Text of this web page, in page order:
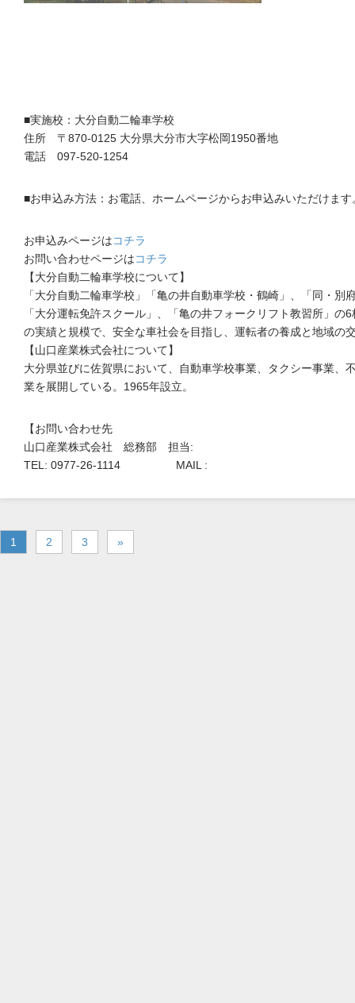
■実施校：大分自動二輪車学校
住所 〒870-0125 大分県大分市大字松岡1950番地
電話 097-520-1254
■お申込み方法：お電話、ホームページからお申込みいただけます
お申込みページはコチラ
お問い合わせページはコチラ
【大分自動二輪車学校について】
「大分自動二輪車学校」「亀の井自動車学校・鶴崎」、「同・別
「大分運転免許スクール」、「亀の井フォークリフト教習所」の
の実績と規模で、安全な車社会を目指し、運転者の養成と地域の
【山口産業株式会社について】
大分県並びに佐賀県において、自動車学校事業、タクシー事業、
業を展開している。1965年設立。
【お問い合わせ先
山口産業株式会社 総務部 担当:
TEL: 0977-26-1114 MAIL :
1 2 3 »